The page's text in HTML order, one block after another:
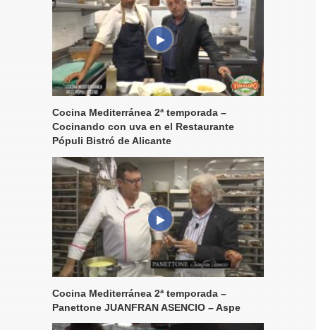
Cocina Mediterránea 2ª temporada –
Cocinando con uva en el Restaurante
Pópuli Bistró de Alicante
Cocina Mediterránea 2ª temporada –
Panettone JUANFRAN ASENCIO – Aspe